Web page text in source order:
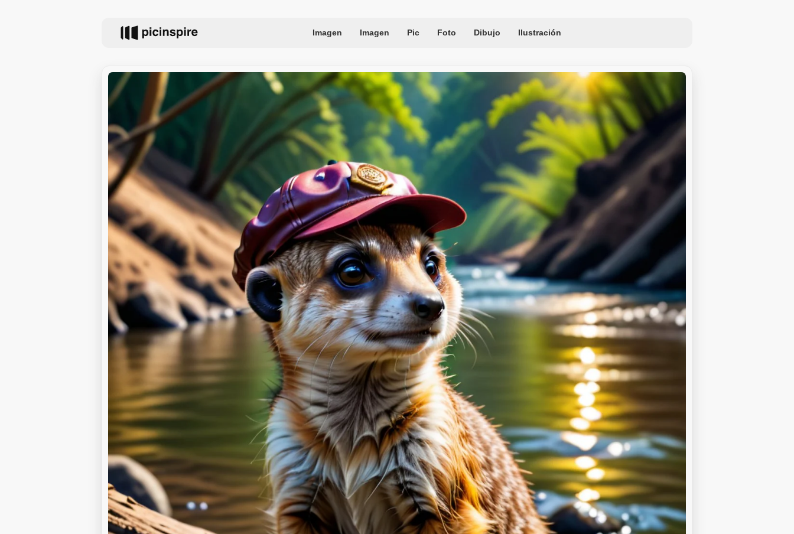
Imagen Imagen Pic Foto Dibujo Ilustración